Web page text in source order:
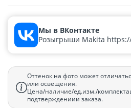
Мы в ВКонтакте
Розыгрыши Makita
Оттенок на фото может
или освещения.
Цена/наличие/ед.изм./
подтверждениии заказа.